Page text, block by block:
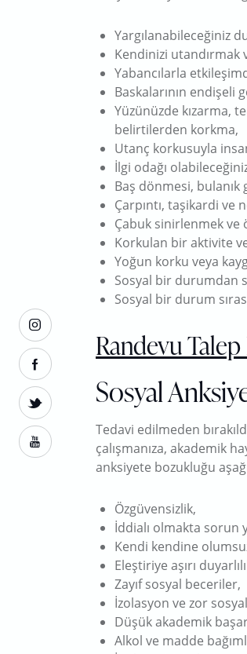
Yargılanabileceğiniz
Kendinizi
Yabancılarla
Baskalarının
Yüzünüzde kızarma,
belirtilerden korkma,
Utanç korkusuyla
İlgi odağı
Baş dönmesi, bulanık
Çarpıntı, taşikardi ve
Çabuk sinirlenmek
Korkulan bir aktivite
Yoğun korku veya
Sosyal bir durumdan
Sosyal bir durum
Randevu
Sosyal
Tedavi edilmeden
çalışmanıza, akademik
anksiyete bozukluğu
Özgüvensizlik,
İddialı olmakta sorun
Kendi kendine
Eleştiriye aşırı
Zayıf sosyal beceriler,
İzolasyon ve zor
Düşük akademik
Alkol ve madde